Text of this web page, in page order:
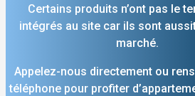
Certains produits n’ont pas le
intégrés au site car ils sont
marché.
Appelez-nous directement ou
téléphone pour profiter